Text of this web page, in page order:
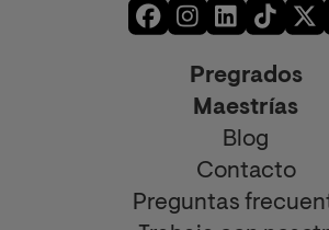
Pregrados
Maestrías
Blog
Contacto
Preguntas